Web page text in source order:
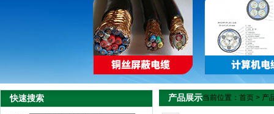
快速搜索 产品展示当前位置： 首页 > 产